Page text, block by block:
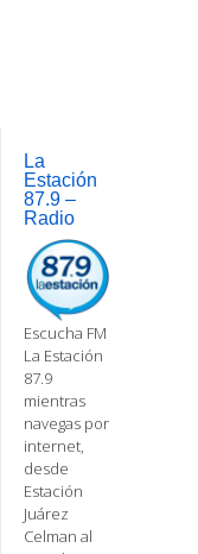
La
Estación
87.9 –
Radio
Escucha FM
La Estación
87.9
mientras
navegas por
internet,
desde
Estación
Juárez
Celman al